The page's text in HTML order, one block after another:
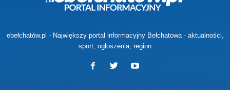
ebełchatów.pl - Największy portal informacyjny Bełchatowa - aktualności,
sport, ogłoszenia, region